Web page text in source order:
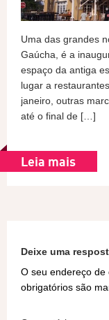
Uma das grandes
Gaúcha, é a
espaço da antiga
lugar a
janeiro, outras
até o final de […]
Leia mais
Deixe uma
O seu endereço de
obrigatórios são